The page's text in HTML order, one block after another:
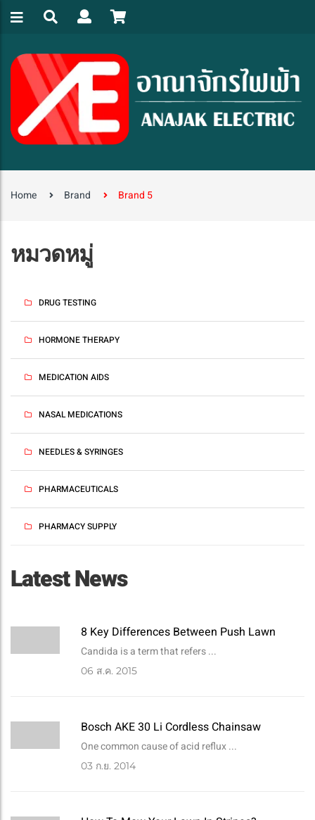
Home Brand Brand 5
หมวดหมู่
DRUG TESTING
HORMONE THERAPY
MEDICATION AIDS
NASAL MEDICATIONS
NEEDLES & SYRINGES
PHARMACEUTICALS
PHARMACY SUPPLY
Latest News
8 Key Differences Between Push Lawn
Candida is a term that refers ...
06 ส.ค. 2015
Bosch AKE 30 Li Cordless Chainsaw
One common cause of acid reflux ...
03 ก.ย. 2014